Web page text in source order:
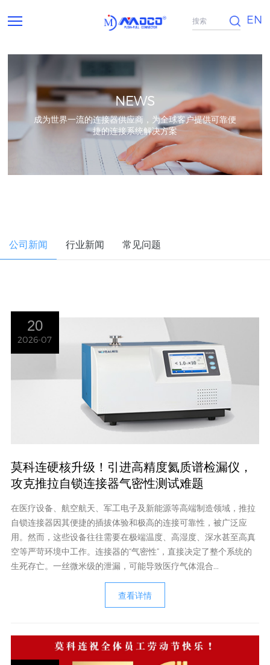
EN
NEWS
成为世界一流的连接器供应商，为全球客户提供可靠便
捷的连接系统解决方案
公司新闻 行业新闻 常见问题
20
2026-07
莫科连硬核升级！引进高精度氦质谱检漏仪，
攻克推拉自锁连接器气密性测试难题
在医疗设备、航空航天、军工电子及新能源等高端制造领域，推拉
自锁连接器因其便捷的插拔体验和极高的连接可靠性，被广泛应
用。然而，这些设备往往需要在极端温度、高湿度、深水甚至高真
空等严苛环境中工作。连接器的“气密性”，直接决定了整个系统的
生死存亡。一丝微米级的泄漏，可能导致医疗气体混合...
查看详情